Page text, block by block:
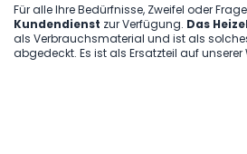
Für alle Ihre Bedürfnisse, Zweifel oder
Kundendienst zur Verfügung. Das
als Verbrauchsmaterial und ist als
abgedeckt. Es ist als Ersatzteil auf